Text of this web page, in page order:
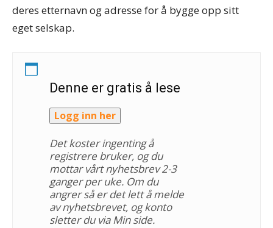
deres etternavn og adresse for å bygge opp sitt
eget selskap.
Denne er gratis å lese
Logg inn her
Det koster ingenting å
registrere bruker, og du
mottar vårt nyhetsbrev 2-3
ganger per uke. Om du
angrer så er det lett å melde
av nyhetsbrevet, og konto
sletter du via Min side.